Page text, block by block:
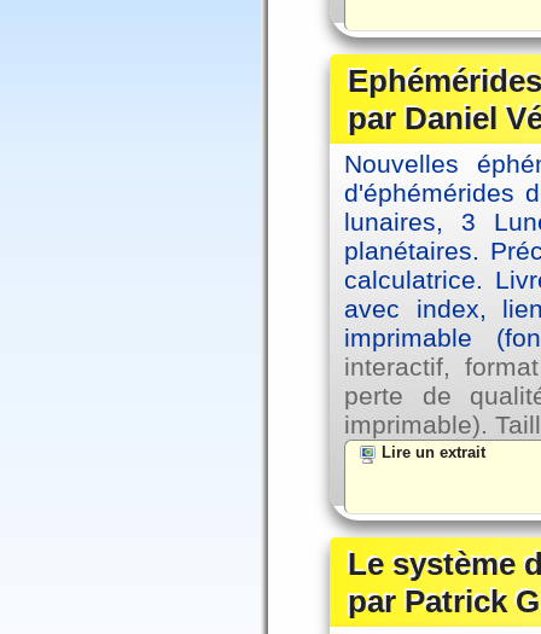
par Daniel
Nouvelles
d'éphémérides
lunaires, 3
planétaires.
calculatrice.
avec index,
imprimable
interactif,
perte de
imprimable).
Lire un extrait
Le système
par Patrick